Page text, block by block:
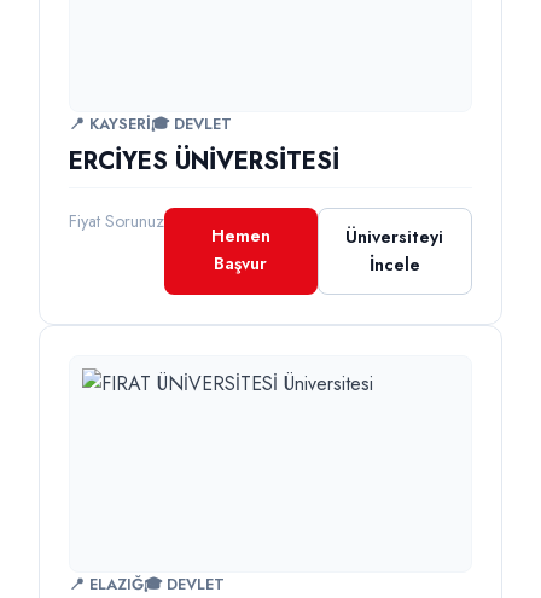
📍 KAYSERİ🎓 DEVLET
ERCİYES ÜNİVERSİTESİ
Fiyat Sorunuz
Hemen
Başvur
Üniversiteyi
İncele
📍 ELAZIĞ🎓 DEVLET